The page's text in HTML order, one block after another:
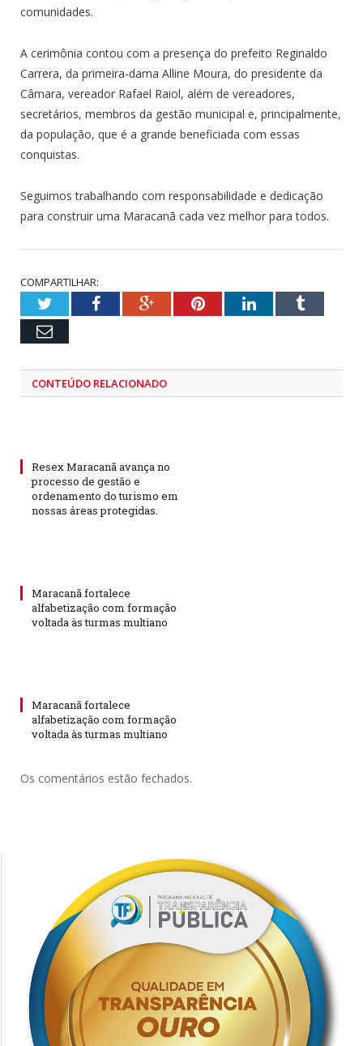
comunidades.
A cerimônia contou com a presença do prefeito Reginaldo
Carrera, da primeira-dama Alline Moura, do presidente da
Câmara, vereador Rafael Raiol, além de vereadores,
secretários, membros da gestão municipal e, principalmente,
da população, que é a grande beneficiada com essas
conquistas.
Seguimos trabalhando com responsabilidade e dedicação
para construir uma Maracanã cada vez melhor para todos.
COMPARTILHAR:
TwitterFacebookGoogle+PinterestLinkedInTumblr
Email
CONTEÚDO RELACIONADO
Resex Maracanã avança no
processo de gestão e
ordenamento do turismo em
nossas áreas protegidas.
Maracanã fortalece
alfabetização com formação
voltada às turmas multiano
Maracanã fortalece
alfabetização com formação
voltada às turmas multiano
Os comentários estão fechados.